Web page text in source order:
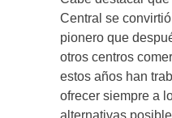
Central se
pionero que
otros centros
estos años han
ofrecer siempre a
alternativas